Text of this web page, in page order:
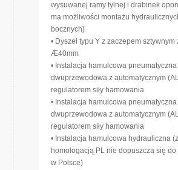
wysuwanej ramy tylnej i drabinek
ma możliwości montażu
bocznych)
• Dyszel typu Y z zaczepem sztywnym
Æ40mm
• Instalacja hamulcowa pneumatyczna
dwuprzewodowa z automatycznym
regulatorem siły hamowania
• Instalacja hamulcowa pneumatyczna
dwuprzewodowa z automatycznym
regulatorem siły hamowania
• Instalacja hamulcowa hydrauliczna
homologacją PL nie dopuszcza się
w Polsce)